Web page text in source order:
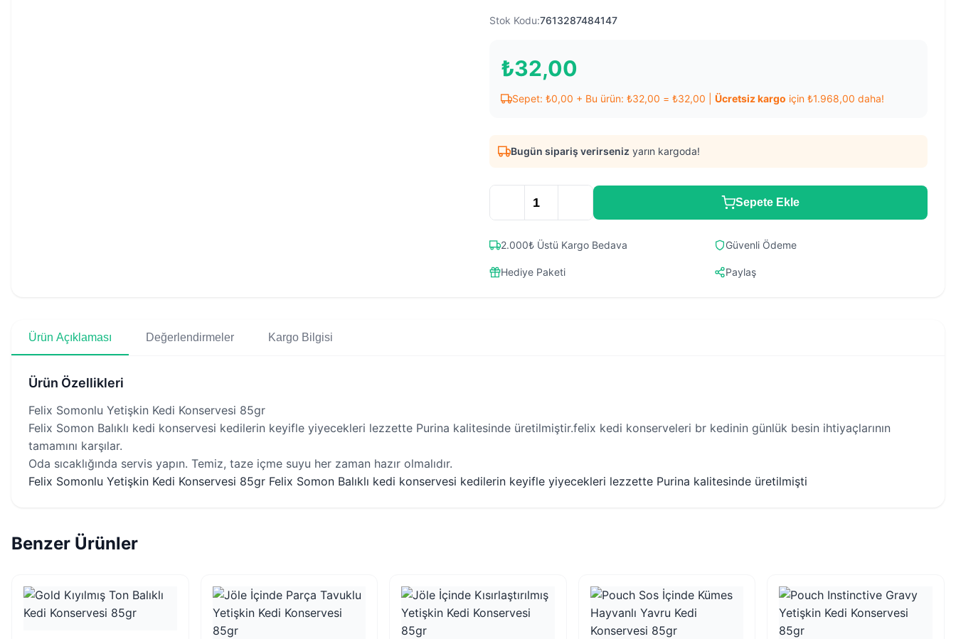
Stok Kodu:7613287484147
₺32,00
Sepet: ₺0,00 + Bu ürün: ₺32,00 = ₺32,00 Ücretsiz kargo için ₺1.968,00 daha!
Bugün sipariş verirseniz yarın kargoda!
Sepete Ekle
2.000₺ Üstü Kargo Bedava Güvenli Ödeme
Hediye Paketi Paylaş
Ürün Açıklaması Değerlendirmeler Kargo Bilgisi
Ürün Özellikleri
Felix Somonlu Yetişkin Kedi Konservesi 85gr
Felix Somon Balıklı kedi konservesi kedilerin keyifle yiyecekleri lezzette Purina kalitesinde üretilmiştir.felix kedi konserveleri br kedinin günlük besin ihtiyaçlarının
tamamını karşılar.
Oda sıcaklığında servis yapın. Temiz, taze içme suyu her zaman hazır olmalıdır.
Felix Somonlu Yetişkin Kedi Konservesi 85gr Felix Somon Balıklı kedi konservesi kedilerin keyifle yiyecekleri lezzette Purina kalitesinde üretilmişti
Benzer Ürünler